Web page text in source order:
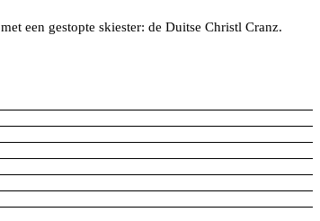
een gestopte skiester: de Duitse Christl Cranz.